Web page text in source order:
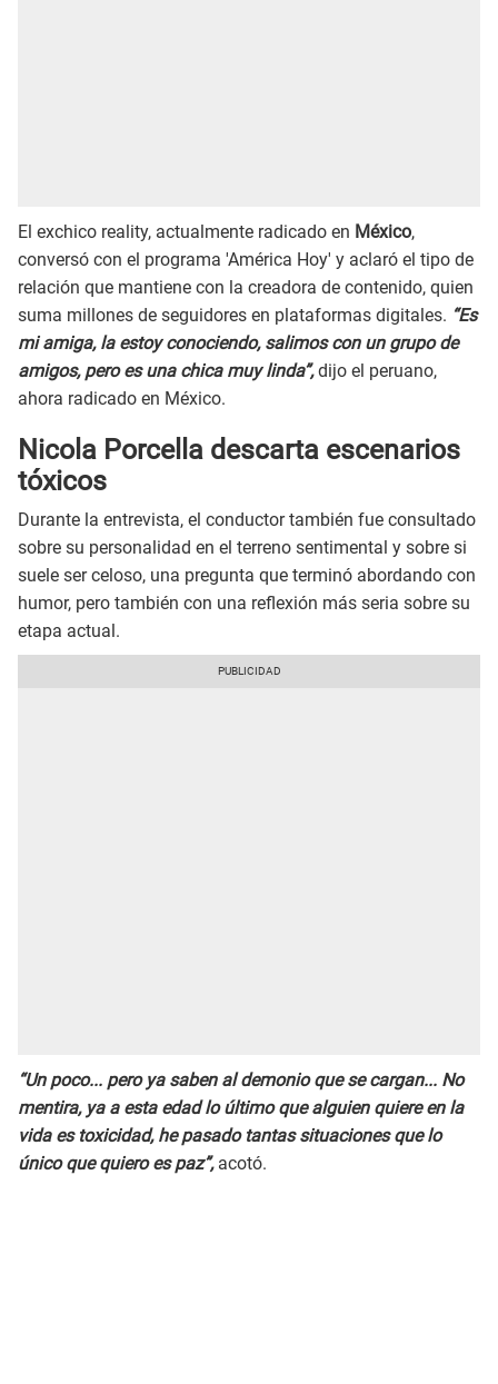
El exchico reality, actualmente radicado en México,
conversó con el programa 'América Hoy' y aclaró el tipo de
relación que mantiene con la creadora de contenido, quien
suma millones de seguidores en plataformas digitales. “Es
mi amiga, la estoy conociendo, salimos con un grupo de
amigos, pero es una chica muy linda”,dijo el peruano,
ahora radicado en México.
Nicola Porcella descarta escenarios
tóxicos
Durante la entrevista, el conductor también fue consultado
sobre su personalidad en el terreno sentimental y sobre si
suele ser celoso, una pregunta que terminó abordando con
humor, pero también con una reflexión más seria sobre su
etapa actual.
“Un poco... pero ya saben al demonio que se cargan... No
mentira, ya a esta edad lo último que alguien quiere en la
vida es toxicidad, he pasado tantas situaciones que lo
único que quiero es paz”,acotó.